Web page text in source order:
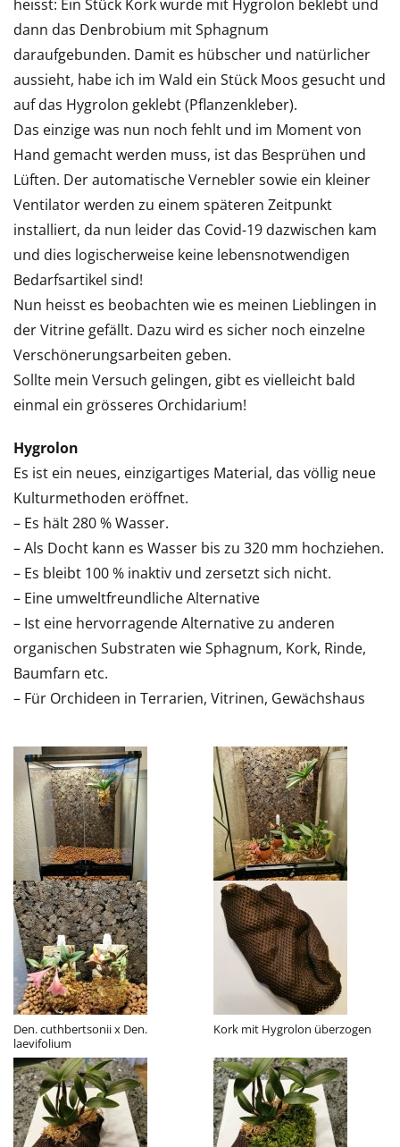
heisst: Ein Stück Kork wurde mit Hygrolon beklebt und
dann das Denbrobium mit Sphagnum
daraufgebunden. Damit es hübscher und natürlicher
aussieht, habe ich im Wald ein Stück Moos gesucht und
auf das Hygrolon geklebt (Pflanzenkleber).
Das einzige was nun noch fehlt und im Moment von
Hand gemacht werden muss, ist das Besprühen und
Lüften. Der automatische Vernebler sowie ein kleiner
Ventilator werden zu einem späteren Zeitpunkt
installiert, da nun leider das Covid-19 dazwischen kam
und dies logischerweise keine lebensnotwendigen
Bedarfsartikel sind!
Nun heisst es beobachten wie es meinen Lieblingen in
der Vitrine gefällt. Dazu wird es sicher noch einzelne
Verschönerungsarbeiten geben.
Sollte mein Versuch gelingen, gibt es vielleicht bald
einmal ein grösseres Orchidarium!
Hygrolon
Es ist ein neues, einzigartiges Material, das völlig neue
Kulturmethoden eröffnet.
– Es hält 280 % Wasser.
– Als Docht kann es Wasser bis zu 320 mm hochziehen.
– Es bleibt 100 % inaktiv und zersetzt sich nicht.
– Eine umweltfreundliche Alternative
– Ist eine hervorragende Alternative zu anderen
organischen Substraten wie Sphagnum, Kork, Rinde,
Baumfarn etc.
– Für Orchideen in Terrarien, Vitrinen, Gewächshaus
Den. cuthbertsonii x Den.
laevifolium
Kork mit Hygrolon überzogen